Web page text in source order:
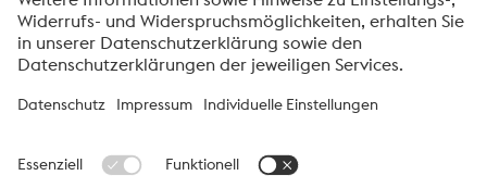
Über die High Performance Metals Division
Die High Performance Metals Division des voestalpine-Konzerns
ist auf die Produktion und Verarbeitung von
fokussiert. Die Division ist globaler Marktführer bei Werkzeugstahl
und einer der führenden Anbieter von anderen Produkten aus